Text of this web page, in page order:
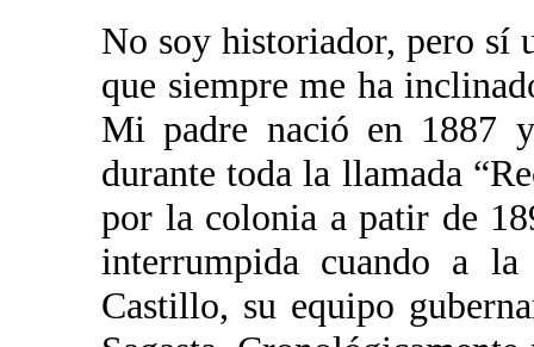
No soy historiador, pero sí
que siempre me ha
Mi padre nació en 1887
durante toda la llamada
por la colonia a patir de
interrumpida cuando a
Castillo, su equipo